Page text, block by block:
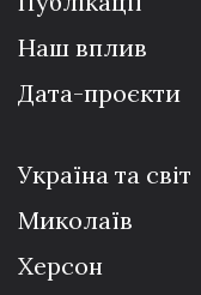
Наш вплив
Дата-проєкти
Україна та світ
Миколаїв
Херсон